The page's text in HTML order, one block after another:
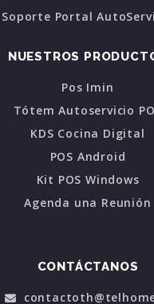
Soporte Portal
NUESTROS
Pos Imin
Tótem Autoservicio
KDS Cocina Digital
POS Android
Kit POS Windows
Agenda una Reunión
CONTÁCTANOS